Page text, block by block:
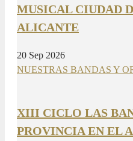
MUSICAL CIUDAD
ALICANTE
20 Sep 2026
NUESTRAS BANDAS Y
XIII CICLO LAS
PROVINCIA EN EL